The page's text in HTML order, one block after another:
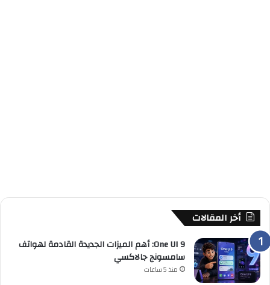
أخر المقالات
One UI 9: أهم الميزات الجديدة القادمة لهواتف
سامسونج جالاكسي
منذ 5 ساعات